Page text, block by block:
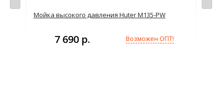
Мойка высокого давления Huter M135-PW
7 690 р. Возможен ОПТ!